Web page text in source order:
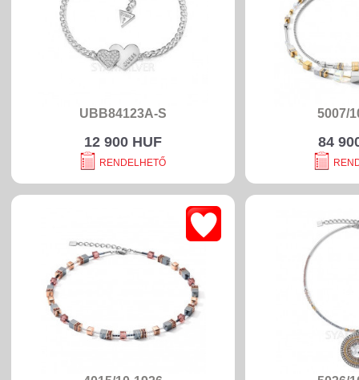
UBB84123A-S
12 900 HUF
RENDELHETŐ
5007/
84